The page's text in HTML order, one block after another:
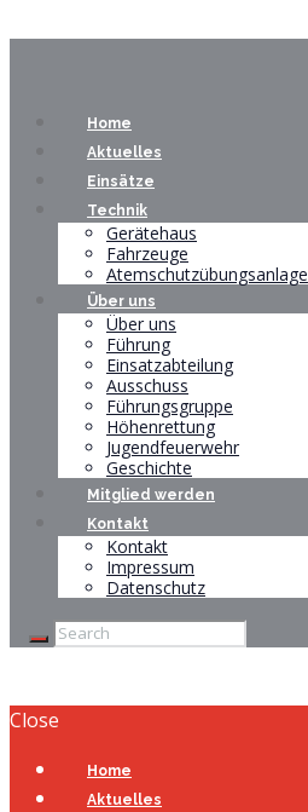
Home
Aktuelles
Einsätze
Technik
Gerätehaus
Fahrzeuge
Atemschutzübungsanlage
Über uns
Über uns
Führung
Einsatzabteilung
Ausschuss
Führungsgruppe
Höhenrettung
Jugendfeuerwehr
Geschichte
Mitglied werden
Kontakt
Kontakt
Impressum
Datenschutz
Close
Home
Aktuelles